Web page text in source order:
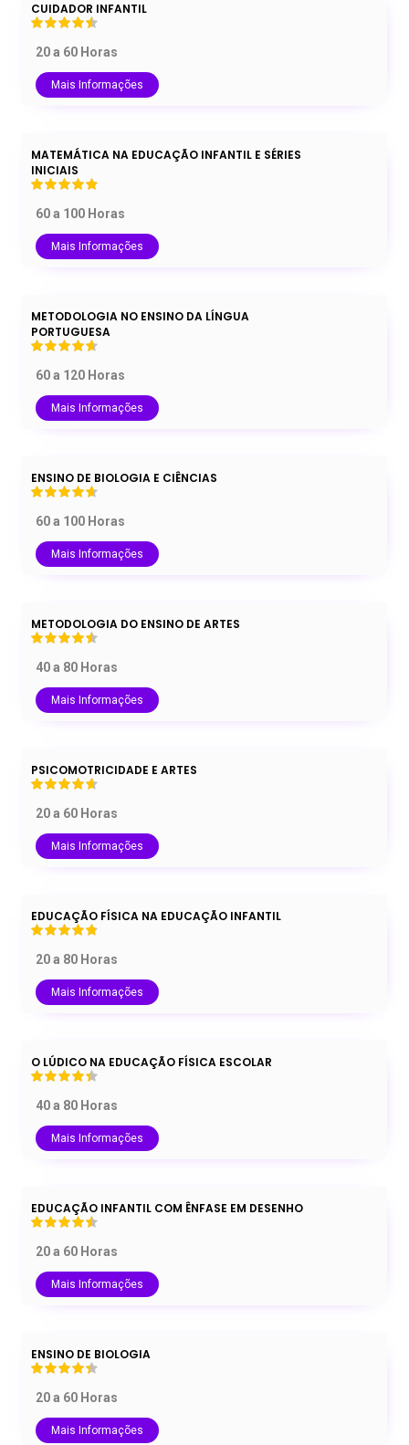
CUIDADOR INFANTIL
20 a 60 Horas
Mais Informações
MATEMÁTICA NA EDUCAÇÃO INFANTIL E SÉRIES
INICIAIS
60 a 100 Horas
Mais Informações
METODOLOGIA NO ENSINO DA LÍNGUA
PORTUGUESA
60 a 120 Horas
Mais Informações
ENSINO DE BIOLOGIA E CIÊNCIAS
60 a 100 Horas
Mais Informações
METODOLOGIA DO ENSINO DE ARTES
40 a 80 Horas
Mais Informações
PSICOMOTRICIDADE E ARTES
20 a 60 Horas
Mais Informações
EDUCAÇÃO FÍSICA NA EDUCAÇÃO INFANTIL
20 a 80 Horas
Mais Informações
O LÚDICO NA EDUCAÇÃO FÍSICA ESCOLAR
40 a 80 Horas
Mais Informações
EDUCAÇÃO INFANTIL COM ÊNFASE EM DESENHO
20 a 60 Horas
Mais Informações
ENSINO DE BIOLOGIA
20 a 60 Horas
Mais Informações